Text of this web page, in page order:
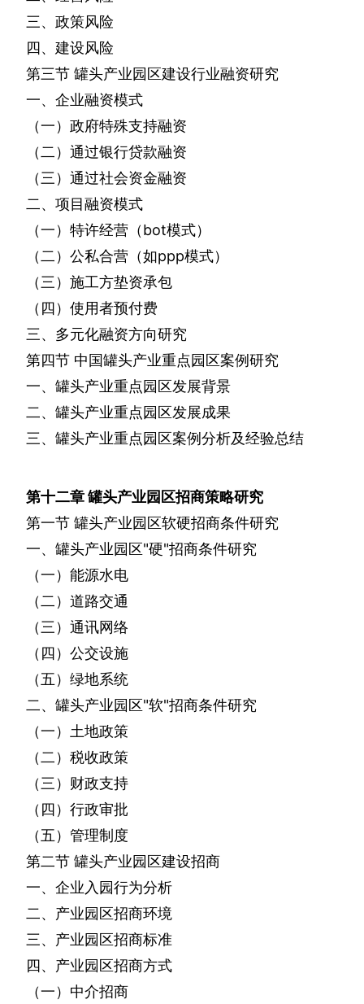
三、政策风险
四、建设风险
第三节 罐头产业园区建设行业融资研究
一、企业融资模式
（一）政府特殊支持融资
（二）通过银行贷款融资
（三）通过社会资金融资
二、项目融资模式
（一）特许经营（bot模式）
（二）公私合营（如ppp模式）
（三）施工方垫资承包
（四）使用者预付费
三、多元化融资方向研究
第四节 中国罐头产业重点园区案例研究
一、罐头产业重点园区发展背景
二、罐头产业重点园区发展成果
三、罐头产业重点园区案例分析及经验总结
第十二章罐头产业园区招商策略研究
第一节 罐头产业园区软硬招商条件研究
一、罐头产业园区"硬"招商条件研究
（一）能源水电
（二）道路交通
（三）通讯网络
（四）公交设施
（五）绿地系统
二、罐头产业园区"软"招商条件研究
（一）土地政策
（二）税收政策
（三）财政支持
（四）行政审批
（五）管理制度
第二节 罐头产业园区建设招商
一、企业入园行为分析
二、产业园区招商环境
三、产业园区招商标准
四、产业园区招商方式
（一）中介招商